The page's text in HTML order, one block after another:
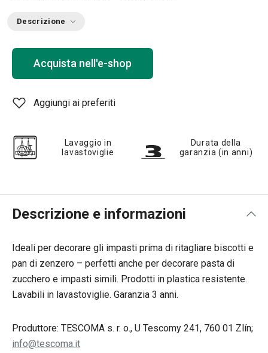
Descrizione
Acquista nell'e-shop
Aggiungi ai preferiti
Lavaggio in
lavastoviglie
Durata della
garanzia (in anni)
Descrizione e informazioni
Ideali per decorare gli impasti prima di ritagliare biscotti e
pan di zenzero – perfetti anche per decorare pasta di
zucchero e impasti simili. Prodotti in plastica resistente.
Lavabili in lavastoviglie. Garanzia 3 anni.
Produttore: TESCOMA s. r. o., U Tescomy 241, 760 01 Zlín;
info@tescoma.it